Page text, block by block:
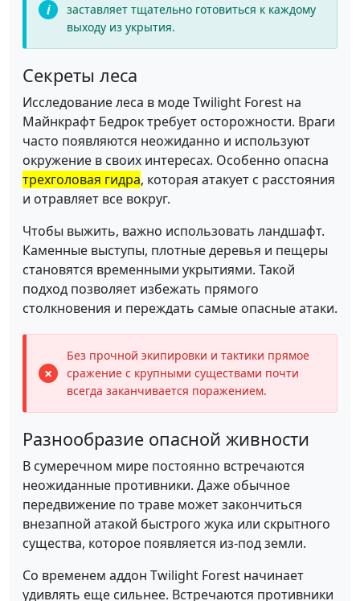
заставляет тщательно готовиться к каждому
выходу из укрытия.
Секреты леса
Исследование леса в моде Twilight Forest на
Майнкрафт Бедрок требует осторожности. Враги
часто появляются неожиданно и используют
окружение в своих интересах. Особенно опасна
трехголовая гидра, которая атакует с расстояния
и отравляет все вокруг.
Чтобы выжить, важно использовать ландшафт.
Каменные выступы, плотные деревья и пещеры
становятся временными укрытиями. Такой
подход позволяет избежать прямого
столкновения и переждать самые опасные атаки.
Без прочной экипировки и тактики прямое
сражение с крупными существами почти
всегда заканчивается поражением.
Разнообразие опасной живности
В сумеречном мире постоянно встречаются
неожиданные противники. Даже обычное
передвижение по траве может закончиться
внезапной атакой быстрого жука или скрытного
существа, которое появляется из-под земли.
Со временем аддон Twilight Forest начинает
удивлять еще сильнее. Встречаются противники